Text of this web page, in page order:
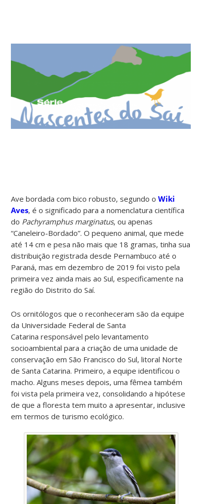
Ave bordada com bico robusto, segundo oWiki
Aves, é o significado para a nomenclatura científica
do Pachyramphus marginatus, ou apenas
“Caneleiro-Bordado”. O pequeno animal, que mede
até 14 cm e pesa não mais que 18 gramas, tinha sua
distribuição registrada desde Pernambuco até o
Paraná, mas em dezembro de 2019 foi visto pela
primeira vez ainda mais ao Sul, especificamente na
região do Distrito do Saí.
Os ornitólogos que o reconheceram são da equipe
da Universidade Federal de Santa
Catarina responsável pelo levantamento
socioambiental para a criação de uma unidade de
conservação em São Francisco do Sul, litoral Norte
de Santa Catarina. Primeiro, a equipe identificou o
macho. Alguns meses depois, uma fêmea também
foi vista pela primeira vez, consolidando a hipótese
de que a floresta tem muito a apresentar, inclusive
em termos de turismo ecológico.